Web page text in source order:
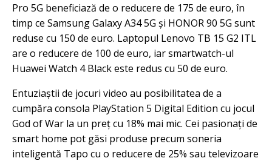
Pro 5G beneficiază de o reducere de 175 de euro, în
timp ce Samsung Galaxy A34 5G și HONOR 90 5G sunt
reduse cu 150 de euro. Laptopul Lenovo TB 15 G2 ITL
are o reducere de 100 de euro, iar smartwatch-ul
Huawei Watch 4 Black este redus cu 50 de euro.
Entuziaștii de jocuri video au posibilitatea de a
cumpăra consola PlayStation 5 Digital Edition cu jocul
God of War la un preț cu 18% mai mic. Cei pasionați de
smart home pot găsi produse precum soneria
inteligentă Tapo cu o reducere de 25% sau televizoare